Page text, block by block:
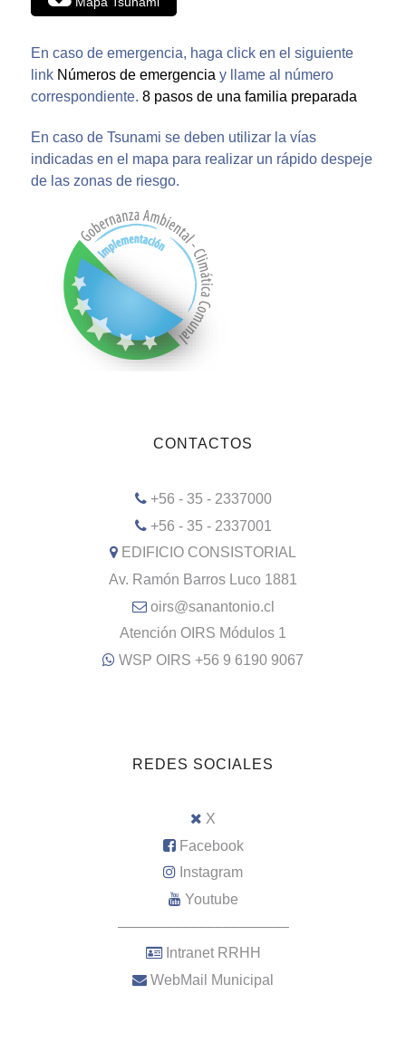
En caso de emergencia, haga click en el siguiente
link Números de emergencia y llame al número
correspondiente. 8 pasos de una familia preparada
En caso de Tsunami se deben utilizar la vías
indicadas en el mapa para realizar un rápido despeje
de las zonas de riesgo.
CONTACTOS
+56 - 35 - 2337000
+56 - 35 - 2337001
EDIFICIO CONSISTORIAL
Av. Ramón Barros Luco 1881
oirs@sanantonio.cl
Atención OIRS Módulos 1
WSP OIRS +56 9 6190 9067
REDES SOCIALES
X
Facebook
Instagram
Youtube
–––––––––––––––––––––
Intranet RRHH
WebMail Municipal